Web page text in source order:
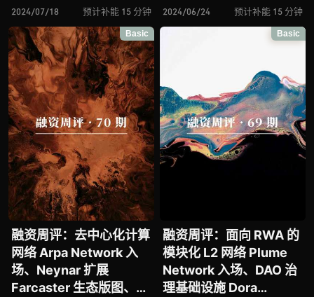
器、Term Finance 推出
固定利率借贷协议、
ThirdFi 致力构建 dApp
和多链 DeFi 协议的中间
件、beoble 能否成为
Web3 版的
“WhatsApp”
2024/07/18 预计补能 15 分钟
Particle Network 再获
融资、Bondex 能否成为
去中心化职业社交的
质押协议 Renzo
2024/06/24 预计补能 15 分钟
Basic
融资周评：去中心化计算
网络 Arpa Network 入
场、Neynar 扩展
Farcaster 生态版图、
Basic
融资周评：面向 RWA 的
模块化 L2 网络 Plume
Network 入场、DAO 治
理基础设施 Dora